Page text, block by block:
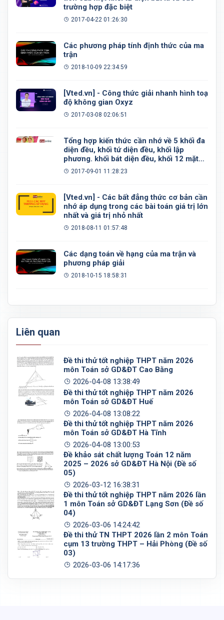
trường hợp đặc biệt
2017-04-22 01:26:30
Các phương pháp tính định thức của ma
trận
2018-10-09 22:34:59
[Vted.vn] - Công thức giải nhanh hình toạ
độ không gian Oxyz
2017-03-08 02:06:51
Tổng hợp kiến thức cần nhớ về 5 khối đa
diện đều, khối tứ diện đều, khối lập
phương. khối bát diện đều, khối 12 mặt
đều, khối 20 mặt đều
2017-09-01 11:28:23
[Vted.vn] - Các bất đẳng thức cơ bản cần
nhớ áp dụng trong các bài toán giá trị lớn
nhất và giá trị nhỏ nhất
2018-08-11 01:57:48
Các dạng toán về hạng của ma trận và
phương pháp giải
2018-10-15 18:58:31
Liên quan
Đề thi thử tốt nghiệp THPT năm 2026
môn Toán sở GD&ĐT Cao Bằng
2026-04-08 13:38:49
Đề thi thử tốt nghiệp THPT năm 2026
môn Toán sở GD&ĐT Huế
2026-04-08 13:08:22
Đề thi thử tốt nghiệp THPT năm 2026
môn Toán sở GD&ĐT Hà Tĩnh
2026-04-08 13:00:53
Đề khảo sát chất lượng Toán 12 năm
2025 – 2026 sở GD&ĐT Hà Nội (Đề số
05)
2026-03-12 16:38:31
Đề thi thử tốt nghiệp THPT năm 2026 lần
1 môn Toán sở GD&ĐT Lạng Sơn (Đề số
04)
2026-03-06 14:24:42
Đề thi thử TN THPT 2026 lần 2 môn Toán
cụm 13 trường THPT – Hải Phòng (Đề số
03)
2026-03-06 14:17:36